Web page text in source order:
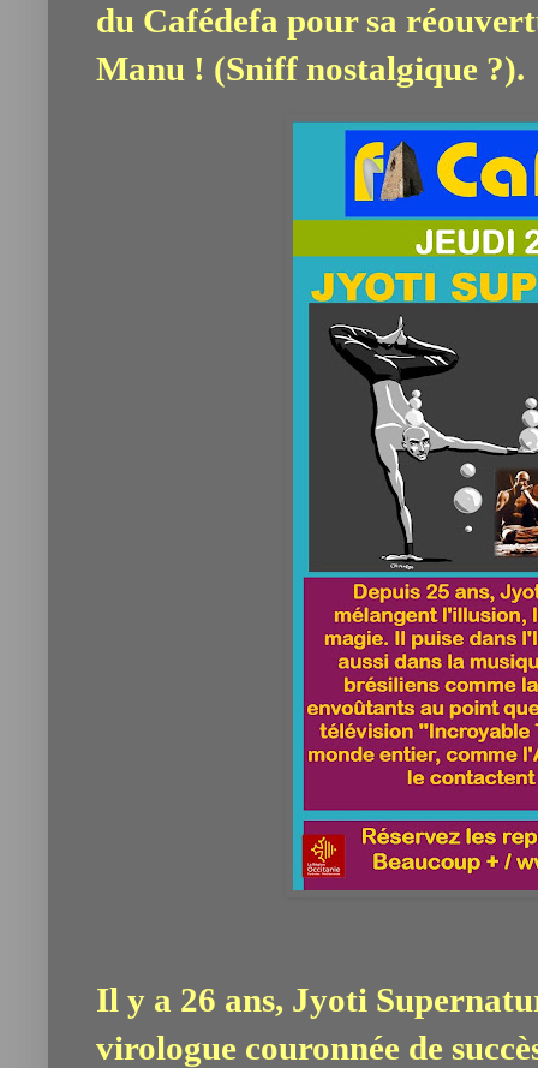
du Cafédefa pour sa
Manu ! (Sniff nostalgique ?).
Il y a 26 ans, Jyoti
virologue couronnée de